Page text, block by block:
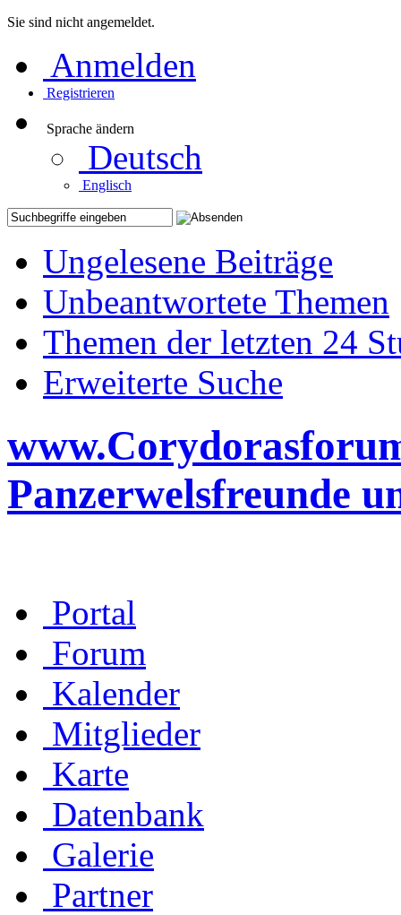
Sie sind nicht angemeldet.
Anmelden
Registrieren
Sprache ändern
Deutsch
Englisch
Ungelesene Beiträge
Unbeantwortete Themen
Themen der letzten 24
Erweiterte Suche
Panzerwelsfreunde
Portal
Forum
Kalender
Mitglieder
Karte
Datenbank
Galerie
Partner